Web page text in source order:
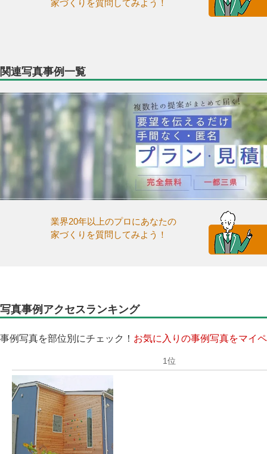
家づくりを質問してみよう！
関連写真事例一覧
業界20年以上のプロにあなたの
家づくりを質問してみよう！
写真事例アクセスランキング
事例写真を部位別にチェック！ お気に入りの事例写真をマイ